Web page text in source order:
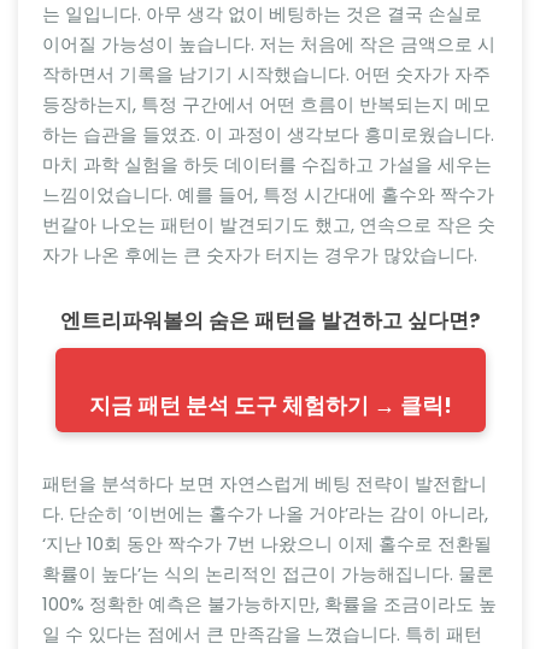
는 일입니다. 아무 생각 없이 베팅하는 것은 결국 손실로
이어질 가능성이 높습니다. 저는 처음에 작은 금액으로 시
작하면서 기록을 남기기 시작했습니다. 어떤 숫자가 자주
등장하는지, 특정 구간에서 어떤 흐름이 반복되는지 메모
하는 습관을 들였죠. 이 과정이 생각보다 흥미로웠습니다.
마치 과학 실험을 하듯 데이터를 수집하고 가설을 세우는
느낌이었습니다. 예를 들어, 특정 시간대에 홀수와 짝수가
번갈아 나오는 패턴이 발견되기도 했고, 연속으로 작은 숫
자가 나온 후에는 큰 숫자가 터지는 경우가 많았습니다.
엔트리파워볼의 숨은 패턴을 발견하고 싶다면?
지금 패턴 분석 도구 체험하기 → 클릭!
패턴을 분석하다 보면 자연스럽게 베팅 전략이 발전합니
다. 단순히 ‘이번에는 홀수가 나올 거야’라는 감이 아니라,
‘지난 10회 동안 짝수가 7번 나왔으니 이제 홀수로 전환될
확률이 높다’는 식의 논리적인 접근이 가능해집니다. 물론
100% 정확한 예측은 불가능하지만, 확률을 조금이라도 높
일 수 있다는 점에서 큰 만족감을 느꼈습니다. 특히 패턴